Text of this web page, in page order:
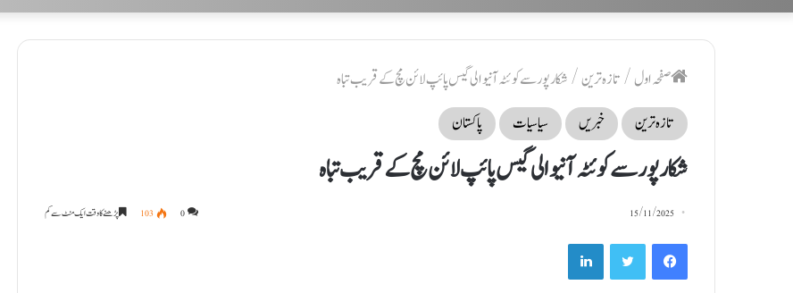
اول
صفحہ اول /تازہ ترین/شکارپور سے کوئٹہ آنیوالی گیس پائپ لائن مچ کے قریب تباہ
تازہ ترین
خبریں سیاسیات پاکستان
شکارپور سے کوئٹہ آنیوالی گیس پائپ لائن مچ کے قریب تباہ
15/11/2025
0
103 پڑھنے کا وقت ایک منٹ سے کم
Facebook
Twitter
LinkedIn